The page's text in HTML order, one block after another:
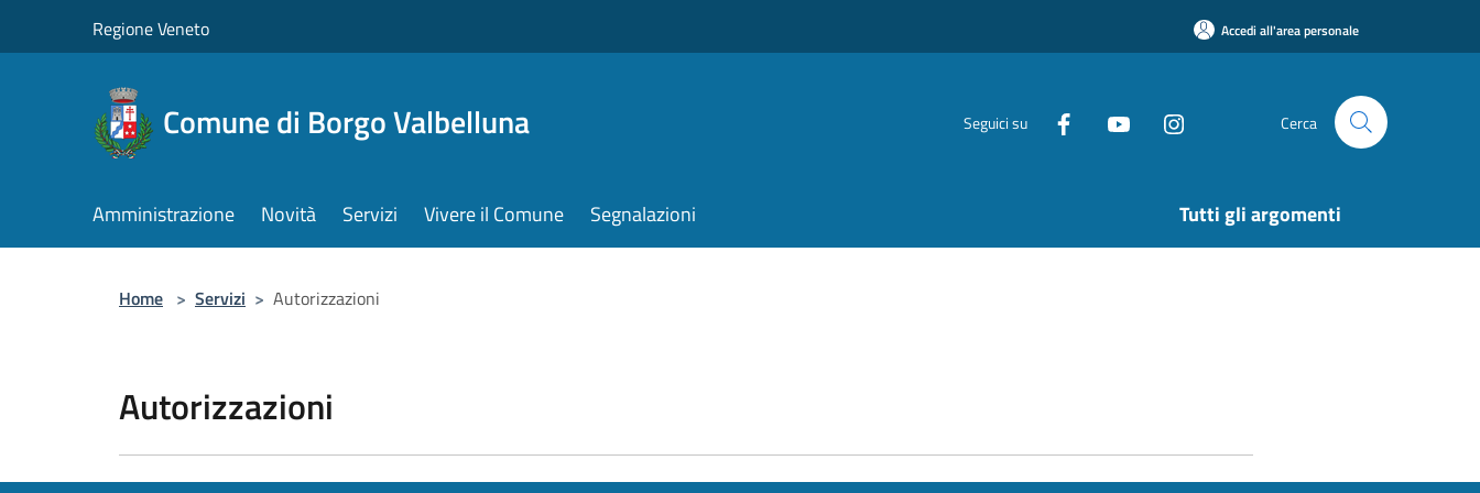
Regione Veneto Accedi all'area personale
Comune di Borgo Valbelluna Seguici su Cerca
Amministrazione Novità Servizi Vivere il Comune Segnalazioni Tutti gli argomenti
Home > Servizi > Autorizzazioni
Autorizzazioni